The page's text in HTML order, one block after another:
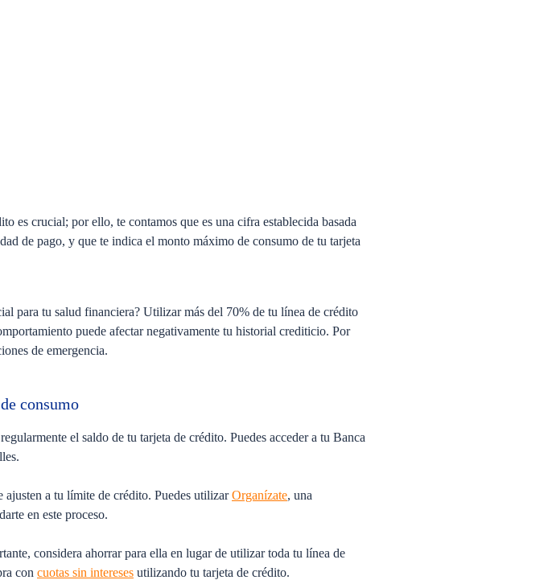
es crucial; por ello, te contamos que es una cifra establecida basada
de pago, y que te indica el monto máximo de consumo de tu tarjeta
para tu salud financiera? Utilizar más del 70% de tu línea de crédito
puede afectar negativamente tu historial crediticio. Por
de emergencia.
consumo
el saldo de tu tarjeta de crédito. Puedes acceder a tu Banca
ajusten a tu límite de crédito. Puedes utilizarOrganízate, una
en este proceso.
considera ahorrar para ella en lugar de utilizar toda tu línea de
con cuotas sin intereses utilizando tu tarjeta de crédito.